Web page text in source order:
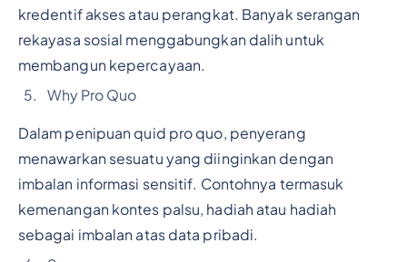
kredentif akses atau perangkat. Banyak serangan
rekayasa sosial menggabungkan dalih untuk
membangun kepercayaan.
Why Pro Quo
Dalam penipuan quid pro quo, penyerang
menawarkan sesuatu yang diinginkan dengan
imbalan informasi sensitif. Contohnya termasuk
kemenangan kontes palsu, hadiah atau hadiah
sebagai imbalan atas data pribadi.